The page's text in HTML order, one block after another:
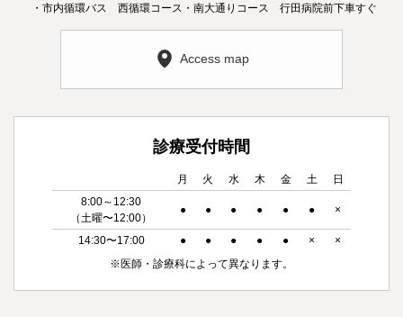
・市内循環バス 西循環コース・南大通りコース 行田病院前下車すぐ
Access map
診療受付時間
月 火 水 木 金 土
日
8:00～12:30
（土曜〜12:00）
● ● ● ● ● ● ×
14:30〜17:00 ● ● ● ● ● ×
×
※医師・診療科によって異なります。